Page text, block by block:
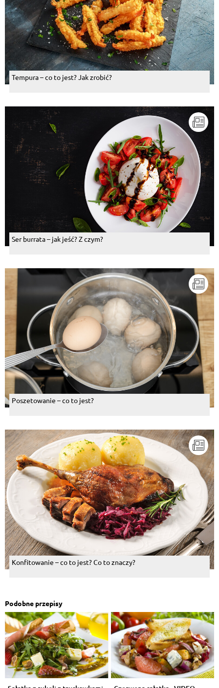
Tempura – co to jest? Jak zrobić?
Ser burrata – jak jeść? Z czym?
Poszetowanie – co to jest?
Konfitowanie – co to jest? Co to znaczy?
Podobne przepisy